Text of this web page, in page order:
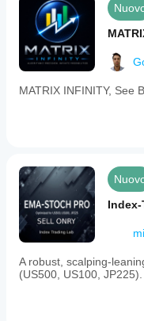
MATRIX INFINITY, See
Index-
A robust, scalping-
(US500, US100,